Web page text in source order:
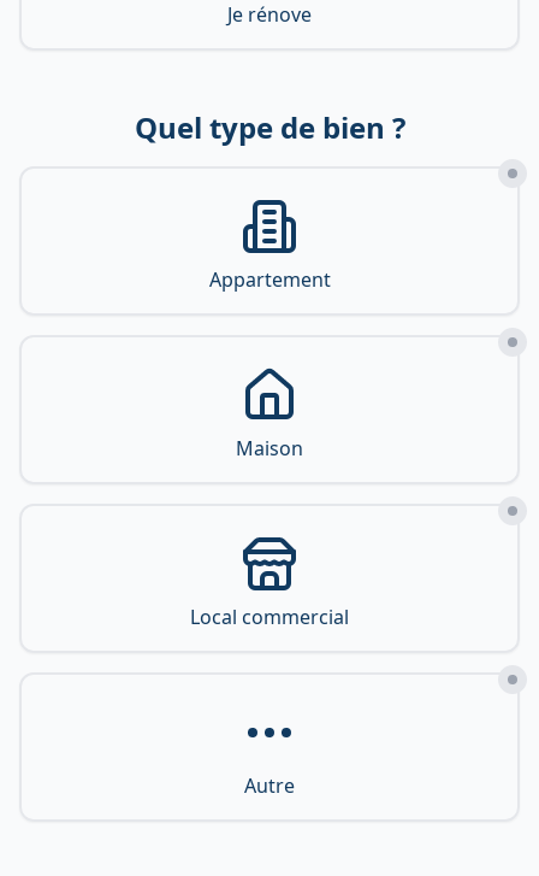
Je rénove
Quel type de bien ?
Appartement
Maison
Local commercial
Autre